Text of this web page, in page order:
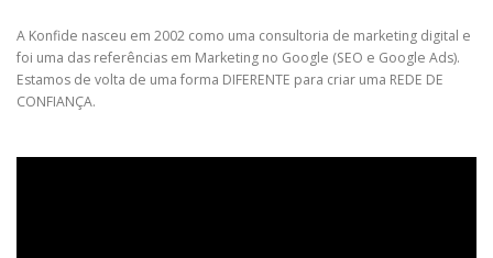
A Konfide nasceu em 2002 como uma consultoria de marketing digital e
foi uma das referências em Marketing no Google (SEO e Google Ads).
Estamos de volta de uma forma DIFERENTE para criar uma REDE DE
CONFIANÇA.